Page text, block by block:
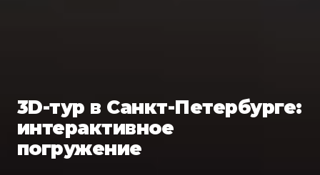
3D-тур в Санкт-Петербурге:
интерактивное
погружение